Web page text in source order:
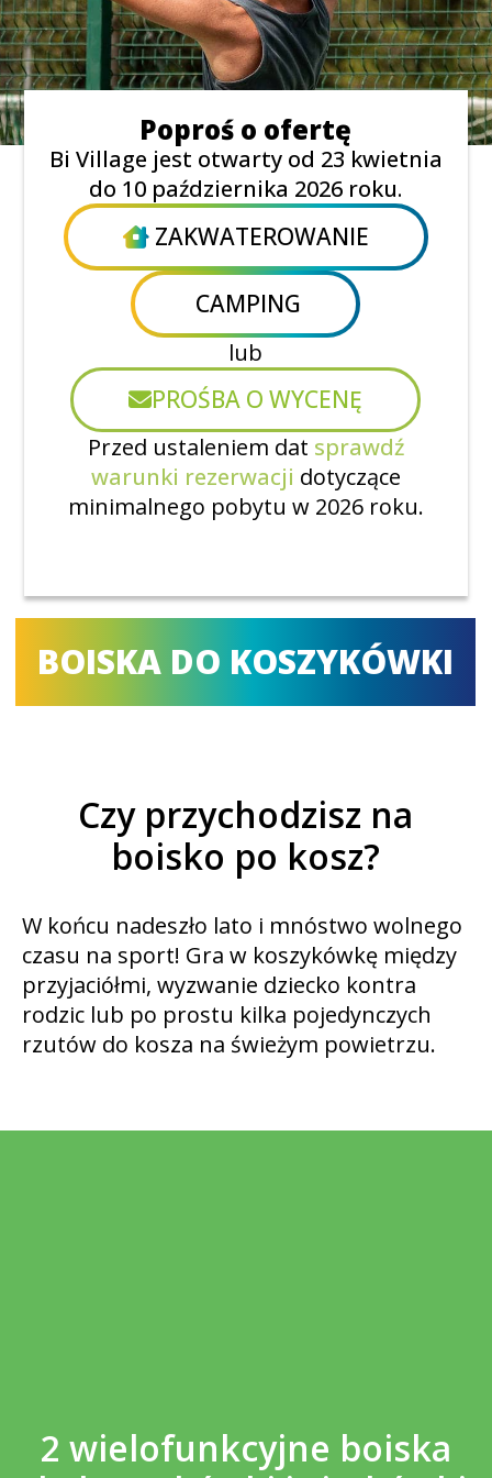
Poproś o ofertę
Bi Village jest otwarty od 23 kwietnia
do 10 października 2026 roku.
ZAKWATEROWANIE
CAMPING
lub
PROŚBA O WYCENĘ
Przed ustaleniem dat sprawdź
warunki rezerwacji dotyczące
minimalnego pobytu w 2026 roku.
BOISKA DO KOSZYKÓWKI
Czy przychodzisz na
boisko po kosz?
W końcu nadeszło lato i mnóstwo wolnego
czasu na sport! Gra w koszykówkę między
przyjaciółmi, wyzwanie dziecko kontra
rodzic lub po prostu kilka pojedynczych
rzutów do kosza na świeżym powietrzu.
2 wielofunkcyjne boiska